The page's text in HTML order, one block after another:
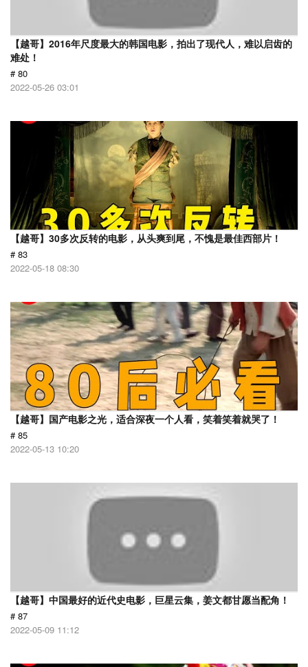
【越哥】2016年尺度最大的韩国电影，拍出了现代人，难以启齿的
难处！
# 80
2022-05-26 03:01
【越哥】30多次反转的电影，从头爽到尾，不愧是最佳西部片！
# 83
2022-05-18 08:30
【越哥】国产电影之光，适合深夜一个人看，笑着笑着就哭了！
# 85
2022-05-13 10:20
【越哥】中国最好的近代史电影，巨星云集，姜文都甘愿当配角！
# 87
2022-05-09 11:12